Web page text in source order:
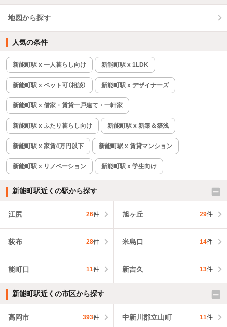
地図から探す
人気の条件
新能町駅 x 一人暮らし向け 新能町駅 x 1LDK
新能町駅 x ペット可（相談） 新能町駅 x デザイナーズ
新能町駅 x 借家・賃貸一戸建て・一軒家
新能町駅 x ふたり暮らし向け 新能町駅 x 新築＆築浅
新能町駅 x 家賃4万円以下 新能町駅 x 賃貸マンション
新能町駅 x リノベーション 新能町駅 x 学生向け
新能町駅近くの駅から探す
江尻 26件 旭ヶ丘 29件
荻布 28件 米島口 14件
能町口 11件 新吉久 13件
新能町駅近くの市区から探す
高岡市 393件 中新川郡立山町 11件